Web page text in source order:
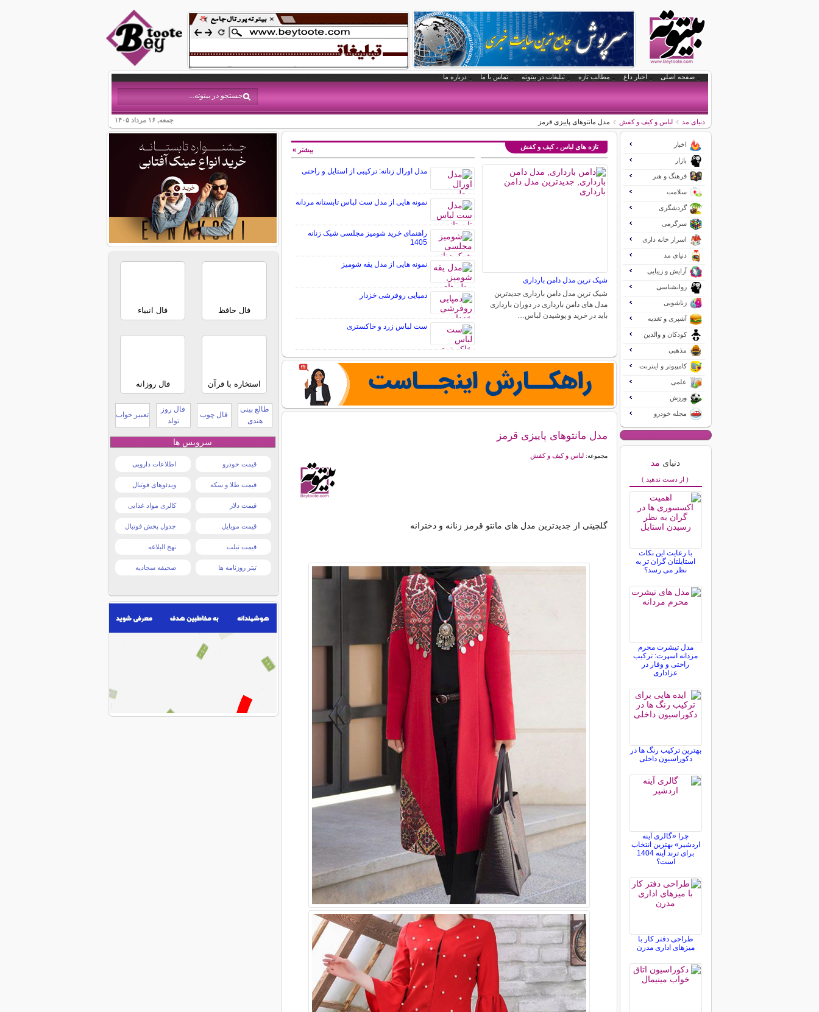
صفحه اصلی اخبار داغ مطالب تازه تبلیغات در بیتوته تماس با ما درباره ما
جمعه, ۱۶ مرداد ۱۴۰۵ دنیای مد لباس و کیف و کفش مدل مانتوهای پاییزی قرمز
تازه های لباس ، کیف و کفش
شیک ترین مدل دامن بارداری
شیک ترین مدل دامن بارداری جدیدترین
مدل های دامن بارداری در دوران بارداری
باید در خرید و پوشیدن لباس…
مدل اورال زنانه: ترکیبی از استایل و راحتی
نمونه هایی از مدل ست لباس تابستانه مردانه
راهنمای خرید شومیز مجلسی شیک زنانه
1405
نمونه هایی از مدل یقه شومیز
دمپایی روفرشی خزدار
ست لباس زرد و خاکستری
بیشتر »
مدل مانتوهای پاییزی قرمز
مجموعه: لباس و کیف و کفش
گلچینی از جدیدترین مدل های مانتو قرمز زنانه و دخترانه
اخبار
بازار
فرهنگ و هنر
سلامت
گردشگری
سرگرمی
اسرار خانه داری
دنیای مد
آرایش و زیبایی
روانشناسی
زناشویی
آشپزی و تغذیه
کودکان و والدین
مذهبی
کامپیوتر و اینترنت
علمی
ورزش
مجله خودرو
دنیای مد
( از دست ندهید )
با رعایت این نکات
استایلتان گران تر به
نظر می رسد؟
مدل تیشرت محرم
مردانه اسپرت: ترکیب
راحتی و وقار در
عزاداری
بهترین ترکیب رنگ ها در
دکوراسیون داخلی
چرا «گالری آینه
اردشیر» بهترین انتخاب
برای ترند آینه 1404
است؟
طراحی دفتر کار با
میزهای اداری مدرن
فال حافظ فال انبیاء
استخاره با قرآن فال روزانه
طالع بینی
هندی
فال چوب
فال روز
تولد
تعبیر خواب
سرویس ها
قیمت خودرو اطلاعات دارویی
قیمت طلا و سکه ویدئوهای فوتبال
قیمت دلار کالری مواد غذایی
قیمت موبایل جدول پخش فوتبال
قیمت تبلت نهج البلاغه
تیتر روزنامه ها صحیفه سجادیه